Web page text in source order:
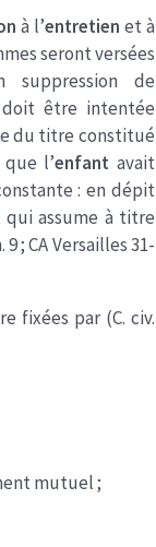
à l’entretien et à
seront versées
de
être intentée
du titre constitué
l’enfant avait
: en dépit
assume à titre
; CA Versailles 31-
fixées par (C. civ.
mutuel ;